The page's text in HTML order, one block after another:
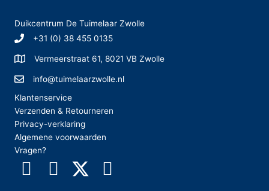
de
productpagina
Duikcentrum De Tuimelaar Zwolle
+31 (0) 38 455 0135
Vermeerstraat 61, 8021 VB Zwolle
info@tuimelaarzwolle.nl
Klantenservice
Verzenden & Retourneren
Privacy-verklaring
Algemene voorwaarden
Vragen?